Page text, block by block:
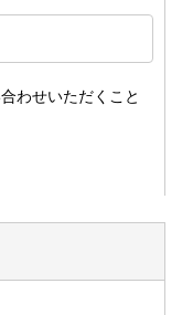
わせいただくこと